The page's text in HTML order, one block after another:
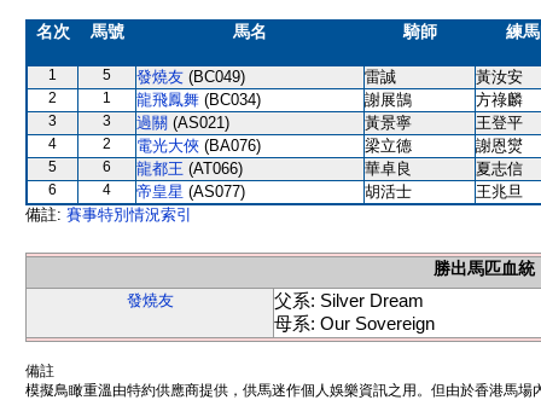
名次 馬號 馬名 騎師 練
1 5 發燒友 (BC049) 雷誠 黃汝安
2 1 龍飛鳳舞 (BC034) 謝展鵠 方祿麟
3 3 過關 (AS021) 黃景寧 王登平
4 2 電光大俠 (BA076) 梁立德 謝恩爕
5 6 龍都王 (AT066) 華卓良 夏志信
6 4 帝皇星 (AS077) 胡活士
王兆旦
備註: 賽事特別情況索引
勝出馬匹血統
發燒友
父系: Silver Dream
母系: Our Sovereign
備註
模擬鳥瞰重溫由特約供應商提供，供馬迷作個人娛樂資訊之用。但由於香港馬